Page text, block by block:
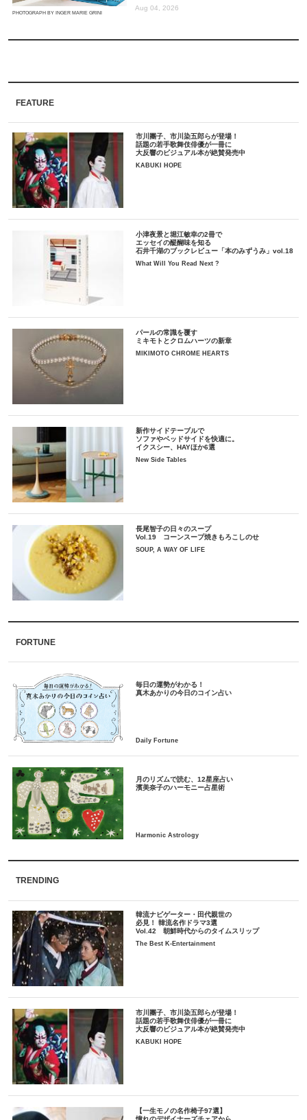
PHOTOGRAPH BY INGER MARIE GRINI
Aug 04, 2026
FEATURE
市川團子、市川染五郎らが登場！
話題の若手歌舞伎俳優が一冊に
大反響のビジュアル本が絶賛発売中
KABUKI HOPE
小津夜景と堀江敏幸の2冊で
エッセイの醍醐味を知る
石井千湖のブックレビュー「本のみずうみ」vol.18
What Will You Read Next ?
パールの常識を覆す
ミキモトとクロムハーツの新章
MIKIMOTO CHROME HEARTS
新作サイドテーブルで
ソファやベッドサイドを快適に。
イクスシー、HAYほか6選
New Side Tables
長尾智子の日々のスープ
Vol.19 コーンスープ焼きもろこしのせ
SOUP, A WAY OF LIFE
FORTUNE
毎日の運勢がわかる！
月のリズムで読む、12星座占い
TRENDING
韓流ナビゲーター・田代親世の
必見！ 韓流名作ドラマ3選
Vol.42 朝鮮時代からのタイムスリップ
The Best K-Entertainment
市川團子、市川染五郎らが登場！
話題の若手歌舞伎俳優が一冊に
大反響のビジュアル本が絶賛発売中
KABUKI HOPE
【一生モノの名作椅子97選】